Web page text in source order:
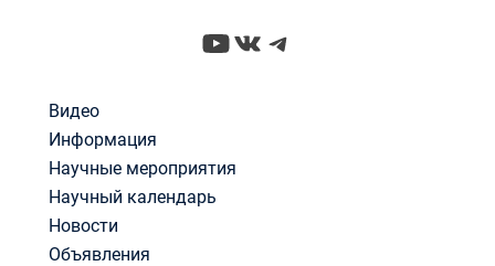
YouTube
ВКонтакте
Telegram
Видео
Информация
Научные мероприятия
Научный календарь
Новости
Объявления